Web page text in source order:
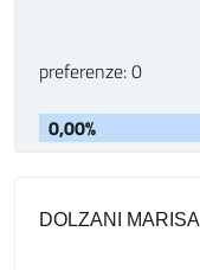
preferenze: 0
0,00%
DOLZANI MARISA